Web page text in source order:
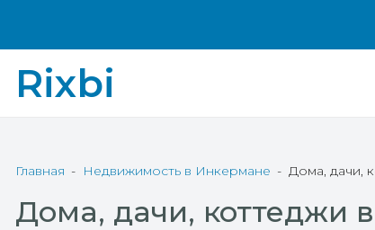
Rixbi
Главная Недвижимость в Инкермане Дома, дачи,
Дома, дачи, коттеджи